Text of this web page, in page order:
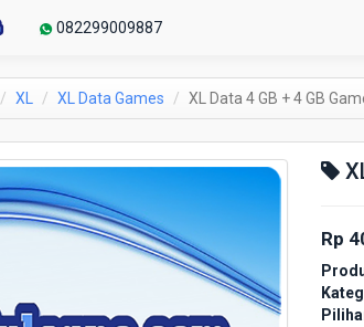
082299009887
XL XL Data Games XL Data 4 GB + 4 GB
Rp